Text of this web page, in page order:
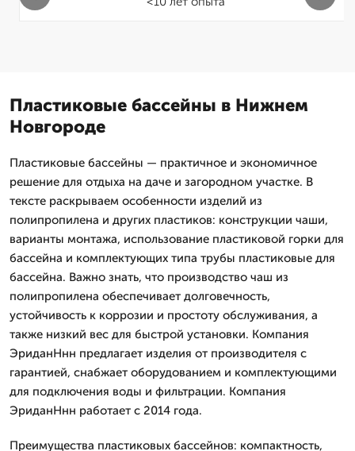
Пластиковые бассейны в Нижнем
Новгороде
Пластиковые бассейны — практичное и экономичное
решение для отдыха на даче и загородном участке. В
тексте раскрываем особенности изделий из
полипропилена и других пластиков: конструкции чаши,
варианты монтажа, использование пластиковой горки для
бассейна и комплектующих типа трубы пластиковые для
бассейна. Важно знать, что производство чаш из
полипропилена обеспечивает долговечность,
устойчивость к коррозии и простоту обслуживания, а
также низкий вес для быстрой установки. Компания
ЭриданНнн предлагает изделия от производителя с
гарантией, снабжает оборудованием и комплектующими
для подключения воды и фильтрации. Компания
ЭриданНнн работает с 2014 года.
Преимущества пластиковых бассейнов: компактность,